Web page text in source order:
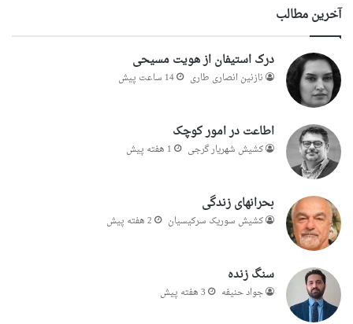
آخرین مطالب
درک استیفان از هویت مسیحی
نازنین انصاری طاری 14 ساعت پیش
اطاعت در امور کوچک
کشیش شهریار گرجى 1 هفته پیش
بحرانهای زندگی
کشیش سوریک سرکیسیان 2 هفته پیش
سنگ زنده
جواد حنیفه 3 هفته پیش